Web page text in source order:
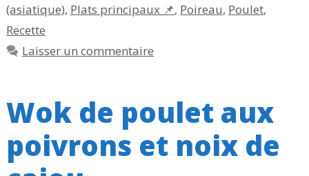
(asiatique), Plats principaux 📌, Poireau, Poulet,
Recette
Laisser un commentaire
Wok de poulet aux
poivrons et noix de